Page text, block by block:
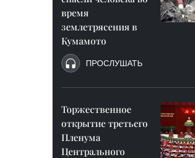
время
землетрясения в
Кумамото
ПРОСЛУШАТЬ
Торжественное
открытие третьего
Пленума
Центрального